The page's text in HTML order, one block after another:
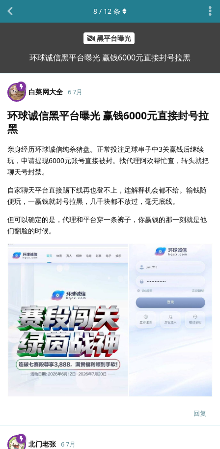
黑平台曝光
环球诚信黑平台曝光 赢钱6000元直接封号拉黑
8 / 12 条
白菜网大全 6 7月
环球诚信黑平台曝光 赢钱6000元直接封号拉
黑
亲身经历环球诚信纯杀猪盘。正常投注足球串子中3关赢钱后继续
玩，申请提现6000元账号直接被封。找代理阿欢帮忙查，转头就把
聊天号封禁。
自家聊天平台直接踢下线再也登不上，连解释机会都不给。输钱随
便玩，一赢钱就封号拉黑，几千块都不放过，毫无底线。
但可以确定的是，代理和平台穿一条裤子，你赢钱的那一刻就是他
们翻脸的时候。
回复
北门老张 6 7月